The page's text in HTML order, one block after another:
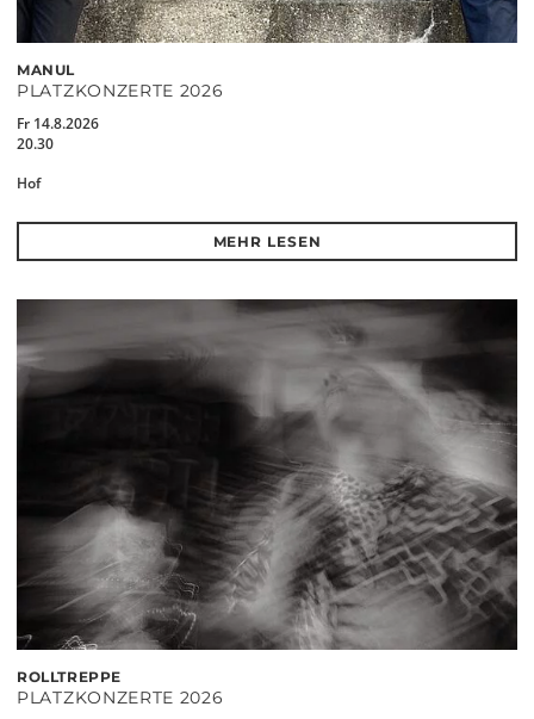
MANUL
PLATZKONZERTE 2026
Fr 14.8.2026
20.30
Hof
MEHR LESEN
ROLLTREPPE
PLATZKONZERTE 2026